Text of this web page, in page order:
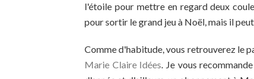
l'étoile pour mettre en regard deux
pour sortir le grand jeu à Noël, mais il
Comme d'habitude, vous retrouverez le
Marie Claire Idées. Je vous